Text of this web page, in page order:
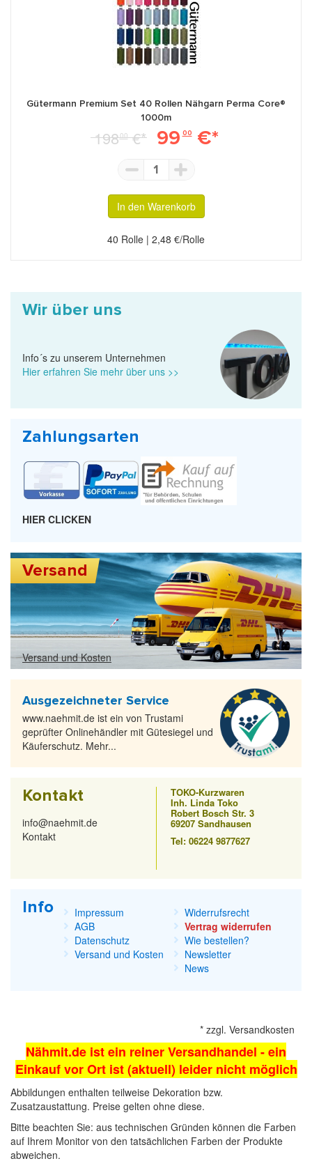
Gütermann Premium Set 40 Rollen Nähgarn Perma Core®
1000m
19800€* 99 00€*
1
In den Warenkorb
40 Rolle | 2,48 €/Rolle
Wir über uns
Info´s zu unserem Unternehmen
Hier erfahren Sie mehr über uns >>
Zahlungsarten
HIER CLICKEN
Versand
Versand und Kosten
Ausgezeichneter Service
www.naehmit.de ist ein von Trustami
geprüfter Onlinehändler mit Gütesiegel und
Käuferschutz. Mehr...
Kontakt
info@naehmit.de
Kontakt
TOKO-Kurzwaren
Inh. Linda Toko
Robert Bosch Str. 3
69207 Sandhausen
Tel: 06224 9877627
Info
Impressum
AGB
Datenschutz
Versand und Kosten
Widerrufsrecht
Vertrag widerrufen
Wie bestellen?
Newsletter
News
* zzgl. Versandkosten
Nähmit.de ist ein reiner Versandhandel - ein
Einkauf vor Ort ist (aktuell) leider nicht möglich
Abbildungen enthalten teilweise Dekoration bzw.
Zusatzaustattung. Preise gelten ohne diese.
Bitte beachten Sie: aus technischen Gründen können die Farben
auf Ihrem Monitor von den tatsächlichen Farben der Produkte
abweichen.